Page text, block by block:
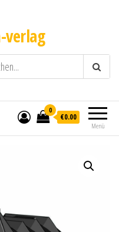
verlag
Menü
0
€0.00